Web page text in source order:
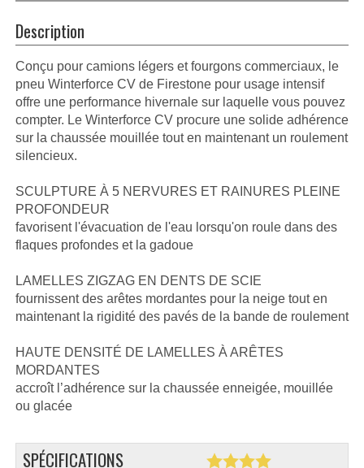
Description
Conçu pour camions légers et fourgons commerciaux, le
pneu Winterforce CV de Firestone pour usage intensif
offre une performance hivernale sur laquelle vous pouvez
compter. Le Winterforce CV procure une solide adhérence
sur la chaussée mouillée tout en maintenant un roulement
silencieux.
SCULPTURE À 5 NERVURES ET RAINURES PLEINE
PROFONDEUR
favorisent l'évacuation de l'eau lorsqu'on roule dans des
flaques profondes et la gadoue
LAMELLES ZIGZAG EN DENTS DE SCIE
fournissent des arêtes mordantes pour la neige tout en
maintenant la rigidité des pavés de la bande de roulement
HAUTE DENSITÉ DE LAMELLES À ARÊTES
MORDANTES
accroît l’adhérence sur la chaussée enneigée, mouillée
ou glacée
SPÉCIFICATIONS